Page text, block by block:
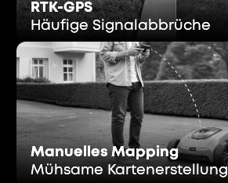
RTK-GPS
Häufige Signalabbrüche
RTK-GPS
Häufige Signalabbrüche
Manuelles Mapping
Mühsame Kartenerstellung
Manuelles Mapping
Mühsame Kartenerstellung